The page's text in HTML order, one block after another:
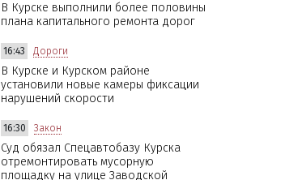
В Курске выполнили более половины
плана капитального ремонта дорог
16:43 Дороги
В Курске и Курском районе
установили новые камеры фиксации
нарушений скорости
16:30 Закон
Суд обязал Спецавтобазу Курска
отремонтировать мусорную
площадку на улице Заводской